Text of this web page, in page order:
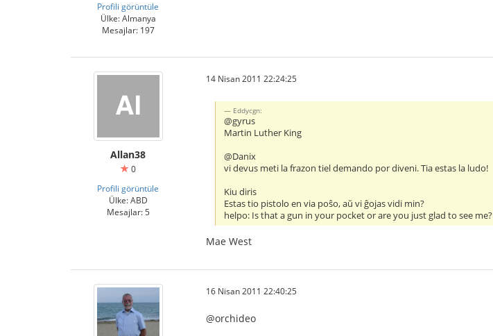
Profili görüntüle
Ülke: Almanya
Mesajlar: 197
Allan38
0
Profili görüntüle
Ülke: ABD
Mesajlar: 5
14 Nisan 2011 22:24:25
Eddycgn:
@gyrus
Martin Luther King
@Danix
vi devus meti la frazon tiel demando por diveni. Tia estas la ludo!
Kiu diris
Estas tio pistolo en via poŝo, aŭ vi ĝojas vidi min?
helpo: Is that a gun in your pocket or are you just glad to see me?
Mae West
16 Nisan 2011 22:40:25
@orchideo